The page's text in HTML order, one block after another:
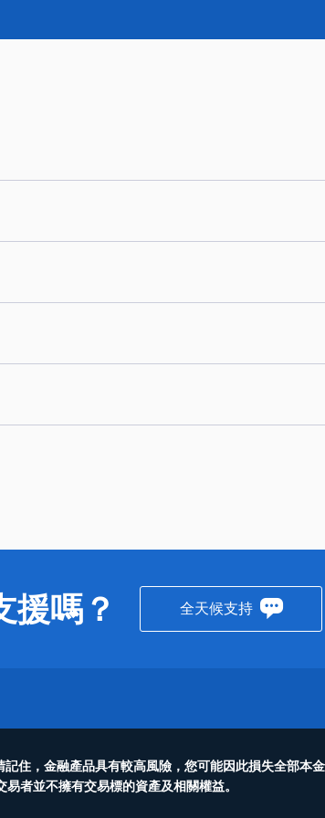
援嗎？ 全天候支持
住，金融產品具有較高風險，您可能因此損失全部本
者並不擁有交易標的資產及相關權益。